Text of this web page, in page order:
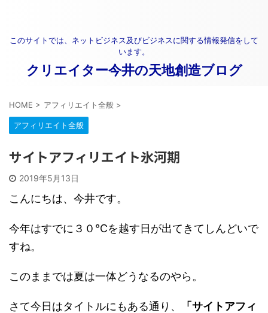
このサイトでは、ネットビジネス及びビジネスに関する情報発信をして
います。
クリエイター今井の天地創造ブログ
HOME > アフィリエイト全般 >
アフィリエイト全般
サイトアフィリエイト氷河期
2019年5月13日
こんにちは、今井です。
今年はすでに３０℃を越す日が出てきてしんどいで
すね。
このままでは夏は一体どうなるのやら。
さて今日はタイトルにもある通り、
「サイトアフィ